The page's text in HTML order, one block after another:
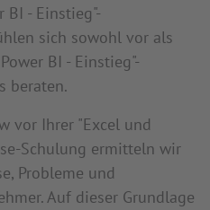
BI - Einstieg"-
sich sowohl vor als
BI - Einstieg"-
beraten.
vor Ihrer "Excel und
Schulung ermitteln wir
Probleme und
Auf dieser Grundlage